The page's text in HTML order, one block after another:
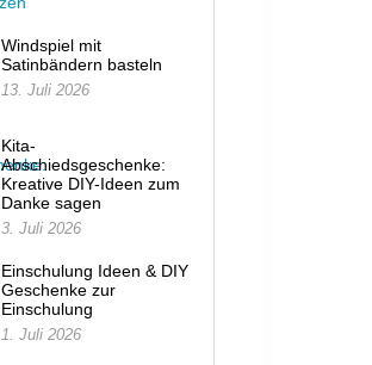
Windspiel mit
Satinbändern basteln
13. Juli 2026
Kita-
Abschiedsgeschenke:
Kreative DIY-Ideen zum
Danke sagen
3. Juli 2026
Einschulung Ideen & DIY
Geschenke zur
Einschulung
1. Juli 2026